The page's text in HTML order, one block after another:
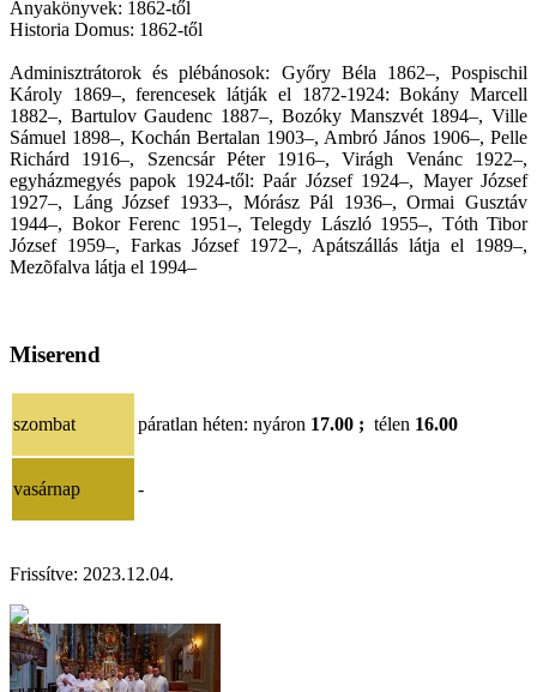
Anyakönyvek: 1862-től
Historia Domus: 1862-től
Adminisztrátorok és plébánosok: Győry Béla 1862–, Pospischil
Károly 1869–, ferencesek látják el 1872-1924: Bokány Marcell
1882–, Bartulov Gaudenc 1887–, Bozóky Manszvét 1894–, Ville
Sámuel 1898–, Kochán Bertalan 1903–, Ambró János 1906–, Pelle
Richárd 1916–, Szencsár Péter 1916–, Virágh Venánc 1922–,
egyházmegyés papok 1924-től: Paár József 1924–, Mayer József
1927–, Láng József 1933–, Mórász Pál 1936–, Ormai Gusztáv
1944–, Bokor Ferenc 1951–, Telegdy László 1955–, Tóth Tibor
József 1959–, Farkas József 1972–, Apátszállás látja el 1989–,
Mezõfalva látja el 1994–
Miserend
szombat páratlan héten: nyáron 17.00 ; télen 16.00
vasárnap -
Frissítve: 2023.12.04.